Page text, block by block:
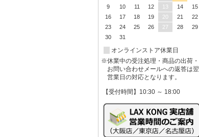
9
10 11 12 13 14
15
16
17 18 19 20 21
22
23
24 25 26 27 28
29
30
31
オンラインストア休業日
※休業中の受注処理・商品の出荷・
お問い合わせメールへの返答は翌
営業日の対応となります。
【受付時間】10:30 ～ 18:00